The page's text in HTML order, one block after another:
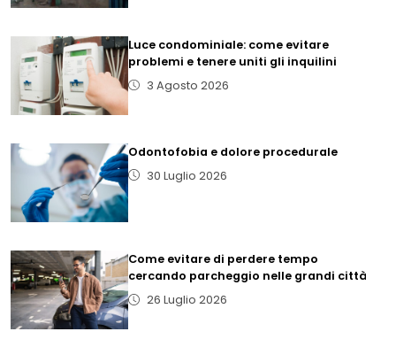
Luce condominiale: come evitare
problemi e tenere uniti gli inquilini
3 Agosto 2026
Odontofobia e dolore procedurale
30 Luglio 2026
Come evitare di perdere tempo
cercando parcheggio nelle grandi città
26 Luglio 2026